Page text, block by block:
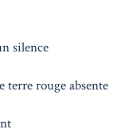
silence
terre rouge absente